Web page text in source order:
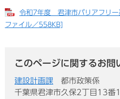
令和7年度 君津市バリアフリ
ファイル／558KB]
このページに関するお問
建設計画課
都市政策係
千葉県君津市久保2丁目13番